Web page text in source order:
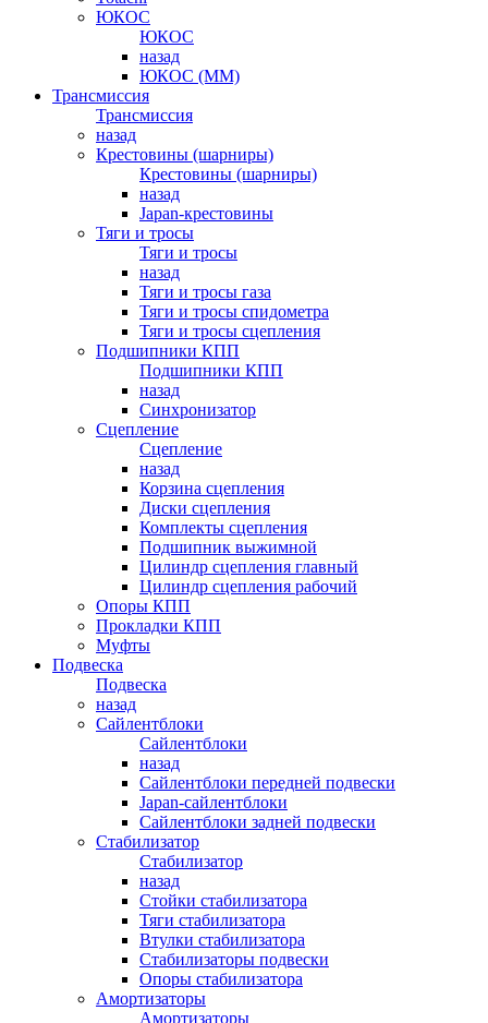
ЮКОС
ЮКОС
назад
ЮКОС (ММ)
Трансмиссия
Трансмиссия
назад
Крестовины (шарниры)
Крестовины (шарниры)
назад
Japan-крестовины
Тяги и тросы
Тяги и тросы
назад
Тяги и тросы газа
Тяги и тросы спидометра
Тяги и тросы сцепления
Подшипники КПП
Подшипники КПП
назад
Синхронизатор
Сцепление
Сцепление
назад
Корзина сцепления
Диски сцепления
Комплекты сцепления
Подшипник выжимной
Цилиндр сцепления главный
Цилиндр сцепления рабочий
Опоры КПП
Прокладки КПП
Муфты
Подвеска
Подвеска
назад
Сайлентблоки
Сайлентблоки
назад
Сайлентблоки передней подвески
Japan-сайлентблоки
Сайлентблоки задней подвески
Стабилизатор
Стабилизатор
назад
Стойки стабилизатора
Тяги стабилизатора
Втулки стабилизатора
Стабилизаторы подвески
Опоры стабилизатора
Амортизаторы
Амортизаторы